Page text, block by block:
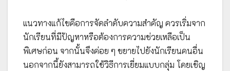
แนวทางแก้ไขคือการจัดลำดับความสำคัญ ควรเริ่มจาก
นักเรียนที่มีปัญหาหรือต้องการความช่วยเหลือเป็น
พิเศษก่อน จากนั้นจึงค่อย ๆ ขยายไปยังนักเรียนคนอื่น
นอกจากนี้ยังสามารถใช้วิธีการเยี่ยมแบบกลุ่ม โดยเชิญ